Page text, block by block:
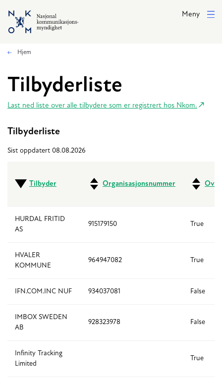
Hopp til hovedinnhold
Meny
Hjem
Tilbyderliste
Last ned liste over alle tilbydere som er registrert hos Nkom.
Tilbyderliste
Sist oppdatert 08.08.2026
Tilbyder Organisasjonsnummer
HURDAL FRITID
AS
915179150 True
HVALER
KOMMUNE
964947082 True
IFN.COM.INC NUF 934037081 False
IMBOX SWEDEN
AB
928323978 False
Infinity Tracking
Limited
True